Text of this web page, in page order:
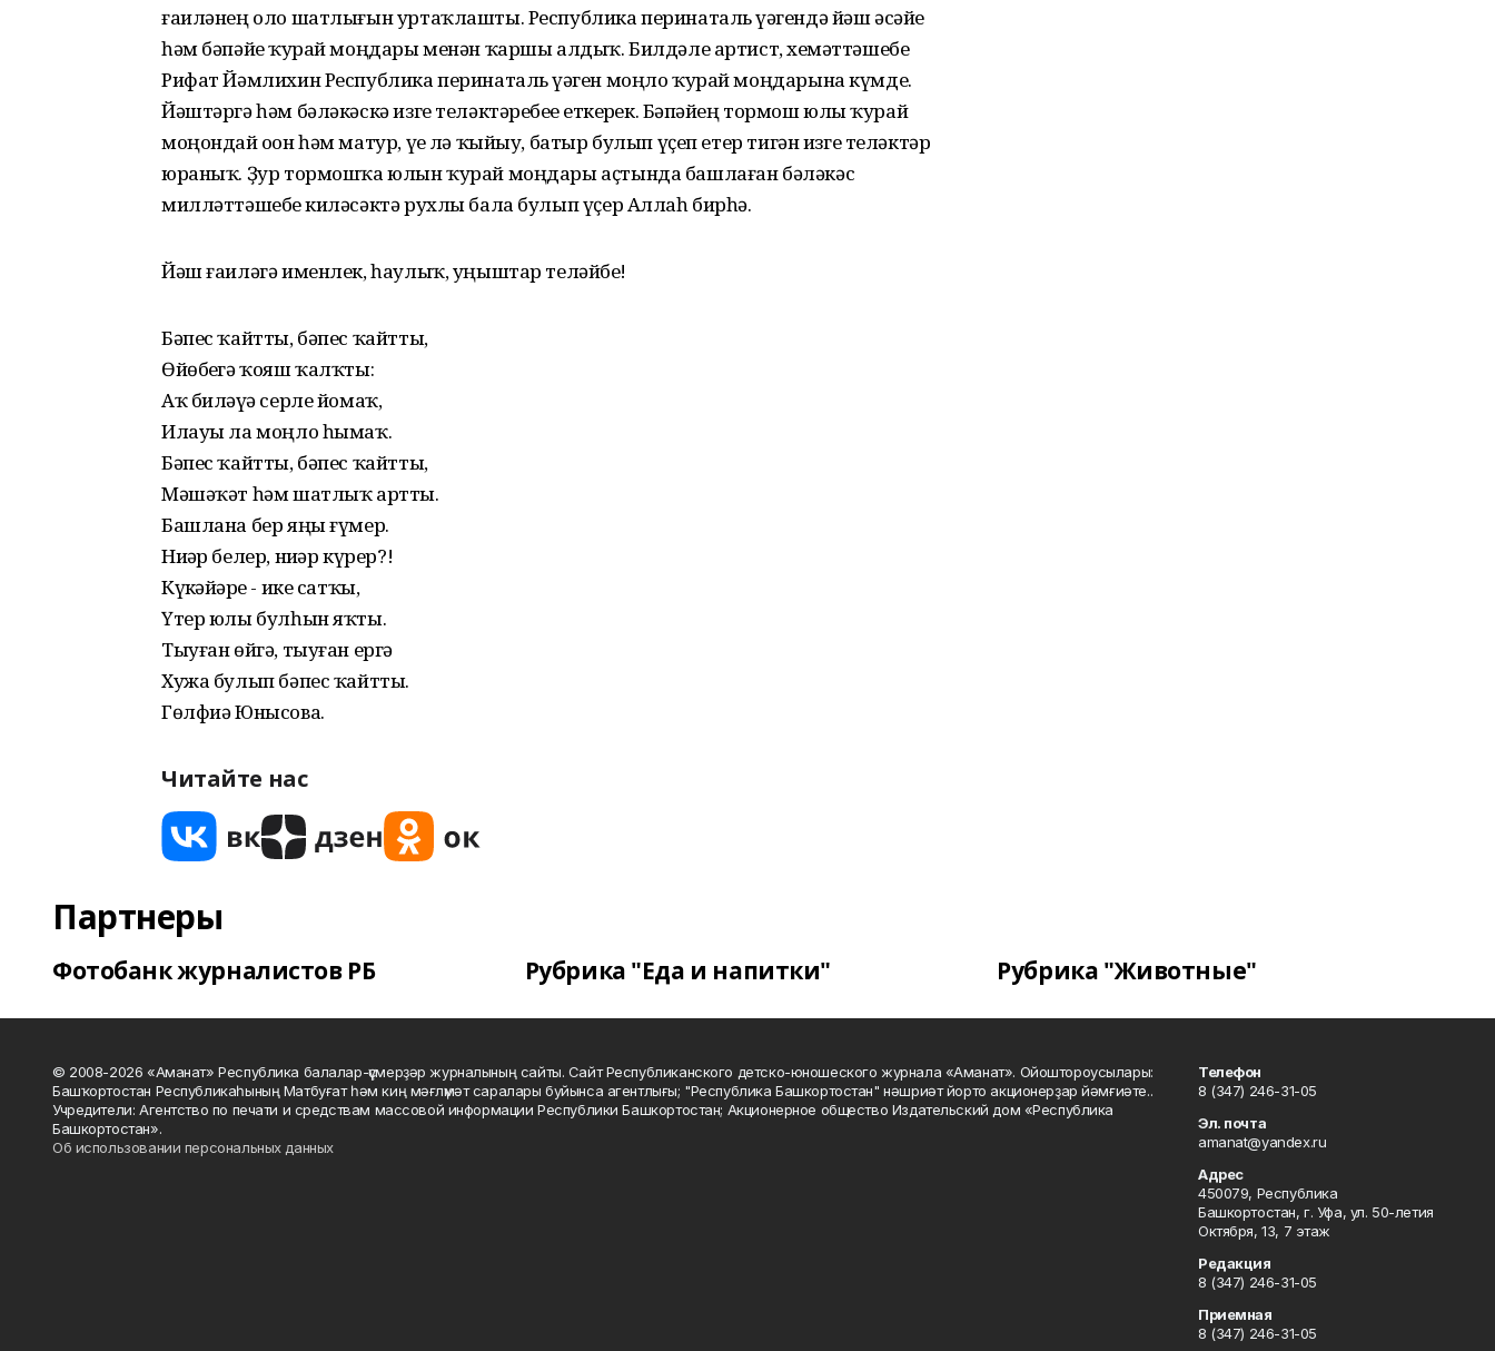
ғаиләнең оло шатлығын уртаҡлашты. Республика перинаталь үҙәгендә йәш әсәйҙе
һәм бәпәйҙе ҡурай моңдары менән ҡаршы алдыҡ. Билдәле артист, хеҙмәттәшебеҙ
Рифат Йәмлихин Республика перинаталь үҙәген моңло ҡурай моңдарына күмде.
Йәштәргә һәм бәләкәскә изге теләктәребеҙҙе еткерҙек. Бәпәйҙең тормош юлы ҡурай
моңондай оҙон һәм матур, үҙе лә ҡыйыу, батыр булып үҫеп етер тигән изге теләктәр
юраныҡ. Ҙур тормошҡа юлын ҡурай моңдары аҫтында башлаған бәләкәс
милләттәшебеҙ киләсәктә рухлы бала булып үҫер Аллаһ бирһә.
Йәш ғаиләгә именлек, һаулыҡ, уңыштар теләйбеҙ!
Бәпес ҡайтты, бәпес ҡайтты,
Өйөбеҙгә ҡояш ҡалҡты:
Аҡ биләүҙә серле йомаҡ,
Илауы ла моңло һымаҡ.
Бәпес ҡайтты, бәпес ҡайтты,
Мәшәҡәт һәм шатлыҡ артты.
Башлана бер яңы ғүмер.
Ниҙәр белер, ниҙәр күрер?!
Күҙкәйҙәре - ике сатҡы,
Үтер юлы булһын яҡты.
Тыуған өйгә, тыуған ергә
Хужа булып бәпес ҡайтты.
Гөлфиә Юнысова.
Читайте нас
Партнеры
Фотобанк журналистов РБ Рубрика "Еда и напитки" Рубрика "Животные"
© 2008-2026 «Аманат» Республика балалар-үҫмерҙәр журналының сайты. Сайт Республиканского детско-юношеского журнала «Аманат». Ойоштороусылары:
Башҡортостан Республикаһының Матбуғат һәм киң мәғлүмәт саралары буйынса агентлығы; "Республика Башкортостан" нәшриәт йорто акционерҙар йәмғиәте..
Учредители: Агентство по печати и средствам массовой информации Республики Башкортостан; Акционерное общество Издательский дом «Республика
Башкортостан».
Об использовании персональных данных
Телефон
8 (347) 246-31-05
Эл. почта
amanat@yandex.ru
Адрес
450079, Республика
Башкортостан, г. Уфа, ул. 50-летия
Октября, 13, 7 этаж
Редакция
8 (347) 246-31-05
Приемная
8 (347) 246-31-05